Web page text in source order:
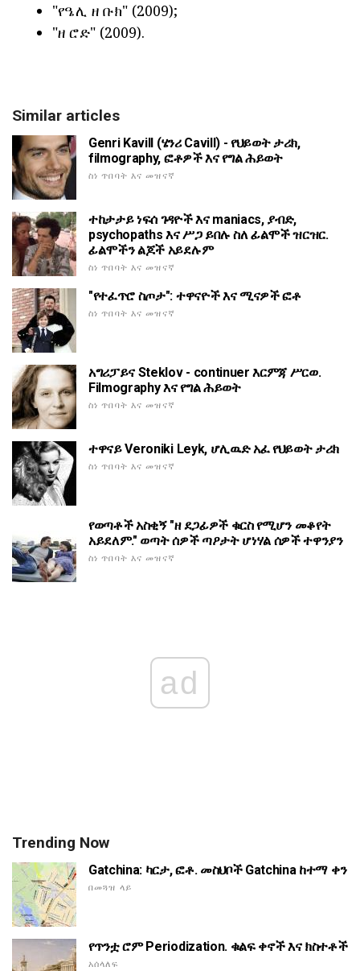
"የዔሊ ዘ ቡክ" (2009);
"ዘ ሮድ" (2009).
Similar articles
Genri Kavill (ሄንሪ Cavill) - የህይወት ታሪክ,
filmography, ፎቶዎች እና የግል ሕይወት
ስነ ጥበባት እና መዝናኛ
ተከታታይ ነፍሰ ገዳዮች እና maniacs, ያብድ,
psychopaths እና ሥጋ ይበሉ ስለ ፊልሞች ዝርዝር.
ፊልሞችን ልጆች አይደሉም
ስነ ጥበባት እና መዝናኛ
"የተፈጥሮ ስጦታ": ተዋናዮች እና ሚናዎች ፎቶ
ስነ ጥበባት እና መዝናኛ
አግሪፓይና Steklov - continuer እርምጃ ሥርወ.
Filmography እና የግል ሕይወት
ስነ ጥበባት እና መዝናኛ
ተዋናይ Veroniki Leyk, ሆሊዉድ አፈ የህይወት ታሪክ
ስነ ጥበባት እና መዝናኛ
የወጣቶች አስቂኝ "ዘ ደጋፊዎች ቁርስ የሚሆን መቆየት
አይደለም." ወጣት ሰዎች ጣዖታት ሆነሃል ሰዎች ተዋንያን
ስነ ጥበባት እና መዝናኛ
ad
Trending Now
Gatchina: ካርታ, ፎቶ. መስህቦች Gatchina ከተማ ቀን
በመጓዝ ላይ
የጥንቷ ሮም Periodization. ቁልፍ ቀኖች እና ክስተቶች
አሰላለፍ